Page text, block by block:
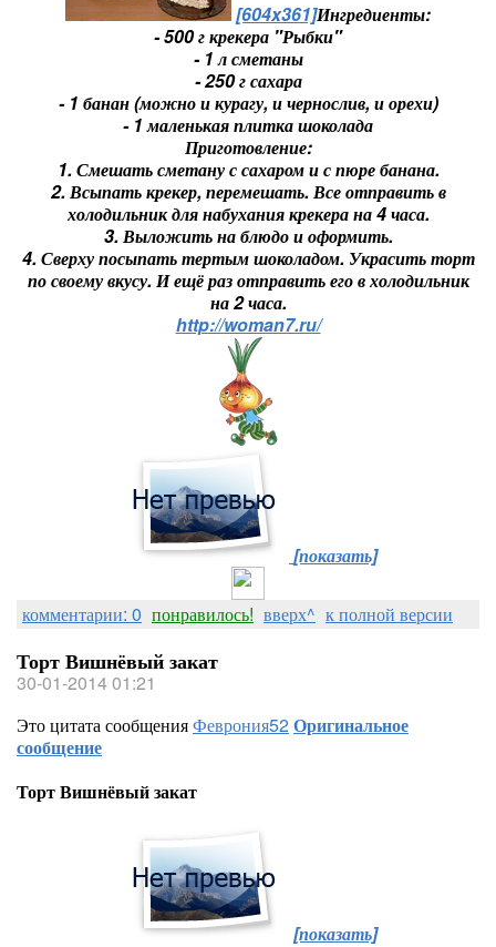
[604x361]Ингредиенты:
- 500 г крекера "Рыбки"
- 1 л сметаны
- 250 г сахара
- 1 банан (можно и курагу, и чернослив, и орехи)
- 1 маленькая плитка шоколада
Приготовление:
1. Смешать сметану с сахаром и с пюре банана.
2. Всыпать крекер, перемешать. Все отправить в
холодильник для набухания крекера на 4 часа.
3. Выложить на блюдо и оформить.
4. Сверху посыпать тертым шоколадом. Украсить торт
по своему вкусу. И ещё раз отправить его в холодильник
на 2 часа.
http://woman7.ru/
[показать]
комментарии: 0 понравилось! вверх^ к полной версии
Торт Вишнёвый закат
30-01-2014 01:21
Это цитата сообщенияФеврония52Оригинальное
сообщение
Торт Вишнёвый закат
[показать]